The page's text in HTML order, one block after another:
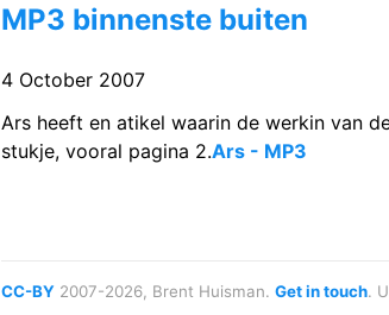
MP3 binnenste buiten
4 October 2007
Ars heeft en atikel waarin de werkin van
stukje, vooral pagina 2.Ars - MP3
CC-BY 2007-2026, Brent Huisman. Get in touch.